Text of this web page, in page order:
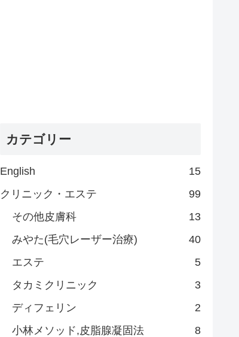
カテゴリー
English
15
クリニック・エステ
99
その他皮膚科
13
みやた(毛穴レーザー治療)
40
エステ
5
タカミクリニック
3
ディフェリン
2
小林メソッド,皮脂腺凝固法
8